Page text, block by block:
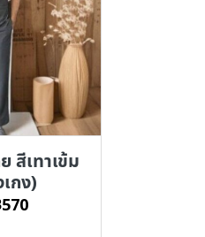
สีเทาเข้ม
กง)